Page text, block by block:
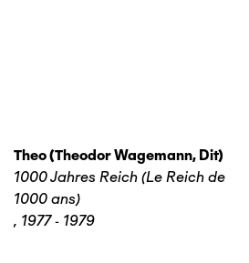
Theo (theodor Wagemann, Dit)
1000 Jahres Reich (Le Reich de
1000 ans)
, 1977 - 1979